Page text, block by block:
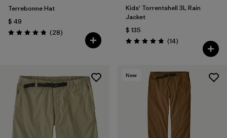
Terrebonne Hat
$ 49
Valoración: 4.8 / 5
(28Comentarios
)
Kids' Torrentshell 3L Rain
Jacket
$ 135
Valoración: 4.9 / 5
(14Comentarios
)
New